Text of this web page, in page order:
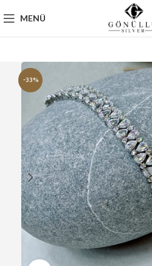
MENÜ
-33%